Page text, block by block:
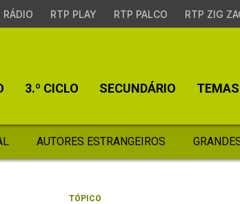
RÁDIO RTP PLAY RTP PALCO RTP ZIG
3.º CICLO SECUNDÁRIO TEMAS
AUTORES ESTRANGEIROS
TÓPICO